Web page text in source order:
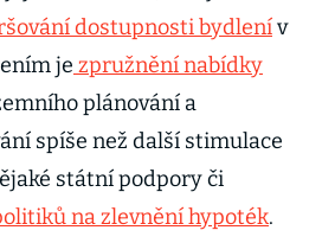
dostupnosti bydlenív
je zpružnění nabídky
plánování a
spíše než další stimulace
státní podpory či
na zlevnění hypoték.